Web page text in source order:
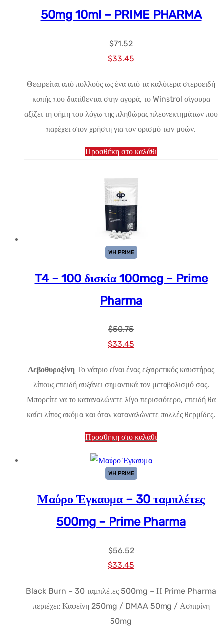
50mg 10ml – PRIME PHARMA
$71.52
Αρχική
$71.52.
$33.45
τιμή
είναι:
$33.45.
Θεωρείται από πολλούς ως ένα από τα καλύτερα στεροειδή
κοπής που διατίθενται στην αγορά, το Winstrol σίγουρα
αξίζει τη φήμη του λόγω της πληθώρας πλεονεκτημάτων που
παρέχει στον χρήστη για τον ορισμό των μυών.
Προσθήκη στο καλάθι
WH PRIME
T4 – 100 δισκία 100mcg – Prime
Pharma
$50.75
Αρχική
$50.75.
$33.45
τιμή
είναι:
$33.45.
Λεβοθυροξίνη Το νάτριο είναι ένας εξαιρετικός καυστήρας
λίπους επειδή αυξάνει σημαντικά τον μεταβολισμό σας.
Μπορείτε να το καταναλώνετε λίγο περισσότερο, επειδή θα
καίει λίπος ακόμα και όταν καταναλώνετε πολλές θερμίδες.
Προσθήκη στο καλάθι
WH PRIME
Μαύρο Έγκαυμα – 30 ταμπλέτες
500mg – Prime Pharma
$56.52
Αρχική
$56.52.
$33.45
τιμή
είναι:
Black Burn – 30 ταμπλέτες 500mg – Η Prime Pharma
περιέχει: Καφεΐνη 250mg / DMAA 50mg / Ασπιρίνη
50mg